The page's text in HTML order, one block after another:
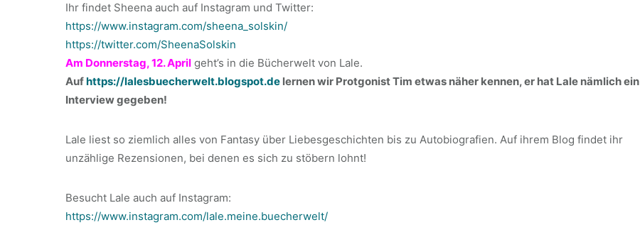
Ihr findet Sheena auch auf Instagram und Twitter:
https://www.instagram.com/sheena_solskin/
https://twitter.com/SheenaSolskin
Am Donnerstag, 12. April geht’s in die Bücherwelt von Lale.
Aufhttps://lalesbuecherwelt.blogspot.de lernen wir Protgonist Tim etwas näher kennen, er hat Lale nämlich ein
Interview gegeben!
Lale liest so ziemlich alles von Fantasy über Liebesgeschichten bis zu Autobiografien. Auf ihrem Blog findet ihr
unzählige Rezensionen, bei denen es sich zu stöbern lohnt!
Besucht Lale auch auf Instagram:
https://www.instagram.com/lale.meine.buecherwelt/